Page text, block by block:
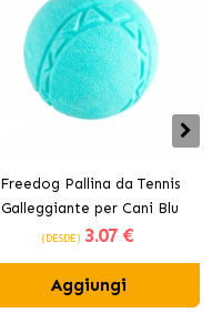
Freedog Pallina da Tennis
Galleggiante per Cani Blu
(DESDE) 3.07 €
Aggiungi